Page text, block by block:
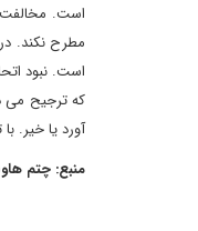
است. مخالفت
مطرح نکند.
است. نبود
آورد یا خیر.
منبع: چتم